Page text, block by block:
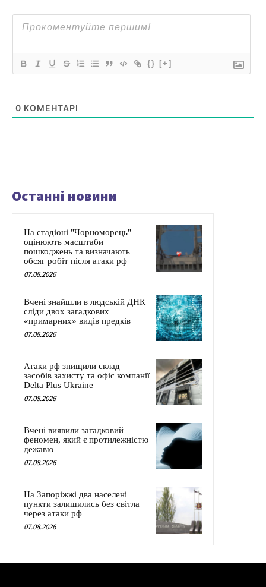
{} [+]
0 КОМЕНТАРІ
Останні новини
На стадіоні "Чорноморець"
оцінюють масштаби
пошкоджень та визначають
обсяг робіт після атаки рф
07.08.2026
Вчені знайшли в людській ДНК
сліди двох загадкових
«примарних» видів предків
07.08.2026
Атаки рф знищили склад
засобів захисту та офіс компанії
Delta Plus Ukraine
07.08.2026
Вчені виявили загадковий
феномен, який є протилежністю
дежавю
07.08.2026
На Запоріжжі два населені
пункти залишились без світла
через атаки рф
07.08.2026